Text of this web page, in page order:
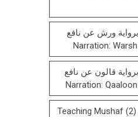
ورش عن نافع
قالون عن نافع
(2)